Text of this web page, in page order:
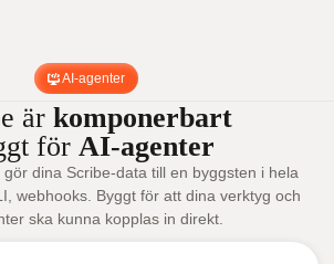
AI-agenter
är komponerbart
för AI-agenter
gör dina Scribe-data till en byggsten i hela
webhooks. Byggt för att dina verktyg och
ska kunna kopplas in direkt.